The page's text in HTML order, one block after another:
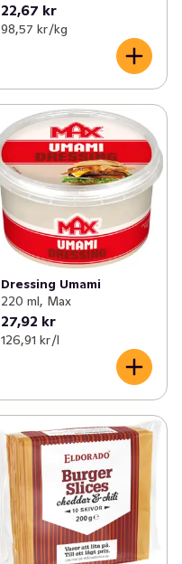
22,67 kr
98,57 kr /kg
Dressing Umami
220 ml, Max
27,92 kr
126,91 kr /l